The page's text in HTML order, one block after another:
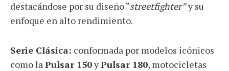
destacándose por su diseño “streetfighter”y su
enfoque en alto rendimiento.
Serie Clásica: conformada por modelos icónicos
como la Pulsar 150yPulsar 180, motocicletas